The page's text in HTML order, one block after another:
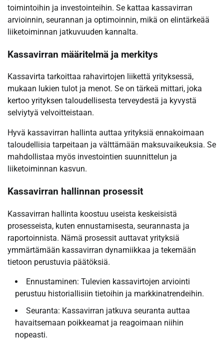
toimintoihin ja investointeihin. Se kattaa kassavirran
arvioinnin, seurannan ja optimoinnin, mikä on elintärkeää
liiketoiminnan jatkuvuuden kannalta.
Kassavirran määritelmä ja merkitys
Kassavirta tarkoittaa rahavirtojen liikettä yrityksessä,
mukaan lukien tulot ja menot. Se on tärkeä mittari, joka
kertoo yrityksen taloudellisesta terveydestä ja kyvystä
selviytyä velvoitteistaan.
Hyvä kassavirran hallinta auttaa yrityksiä ennakoimaan
taloudellisia tarpeitaan ja välttämään maksuvaikeuksia. Se
mahdollistaa myös investointien suunnittelun ja
liiketoiminnan kasvun.
Kassavirran hallinnan prosessit
Kassavirran hallinta koostuu useista keskeisistä
prosesseista, kuten ennustamisesta, seurannasta ja
raportoinnista. Nämä prosessit auttavat yrityksiä
ymmärtämään kassavirran dynamiikkaa ja tekemään
tietoon perustuvia päätöksiä.
Ennustaminen: Tulevien kassavirtojen arviointi
perustuu historiallisiin tietoihin ja markkinatrendeihin.
Seuranta: Kassavirran jatkuva seuranta auttaa
havaitsemaan poikkeamat ja reagoimaan niihin
nopeasti.